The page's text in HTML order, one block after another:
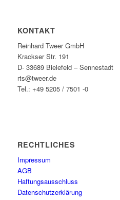
KONTAKT
Reinhard Tweer GmbH
Krackser Str. 191
D- 33689 Bielefeld – Sennestadt
rts@tweer.de
Tel.: +49 5205 / 7501 -0
RECHTLICHES
Impressum
AGB
Haftungsausschluss
Datenschutzerklärung